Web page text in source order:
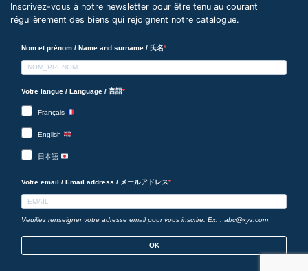
Inscrivez-vous à notre newsletter pour être tenu au courant
régulièrement des biens qui rejoignent notre catalogue.
Nom et prénom / Name and surname / 氏名
Votre langue / Language / 言語
Français
English
日本語
Votre email / Email address / メールアドレス
Veuillez renseigner votre adresse email pour vous inscrire. Ex. : abc@xyz.com
OK